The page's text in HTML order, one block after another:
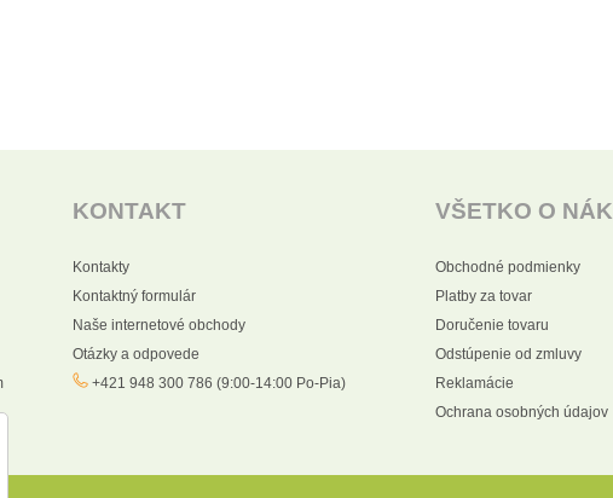
KONTAKT
Kontakty
Kontaktný formulár
Naše internetové obchody
Otázky a odpovede
+421 948 300 786 (9:00-14:00 Po-Pia)
VŠETKO O
Obchodné podmienky
Platby za tovar
Doručenie tovaru
Odstúpenie od zmluvy
Reklamácie
Ochrana osobných údajov